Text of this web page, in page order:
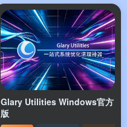
Glary Utilities Windows官方
版